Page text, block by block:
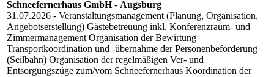
Schneefernerhaus GmbH- Augsburg
31.07.2026 - Veranstaltungsmanagement (Planung, Organisation,
Angebotserstellung) Gästebetreuung inkl. Konferenzraum- und
Zimmermanagement Organisation der Bewirtung
Transportkoordination und -übernahme der Personenbeförderung
(Seilbahn) Organisation der regelmäßigen Ver- und
Entsorgungszüge zum/vom Schneefernerhaus Koordination der